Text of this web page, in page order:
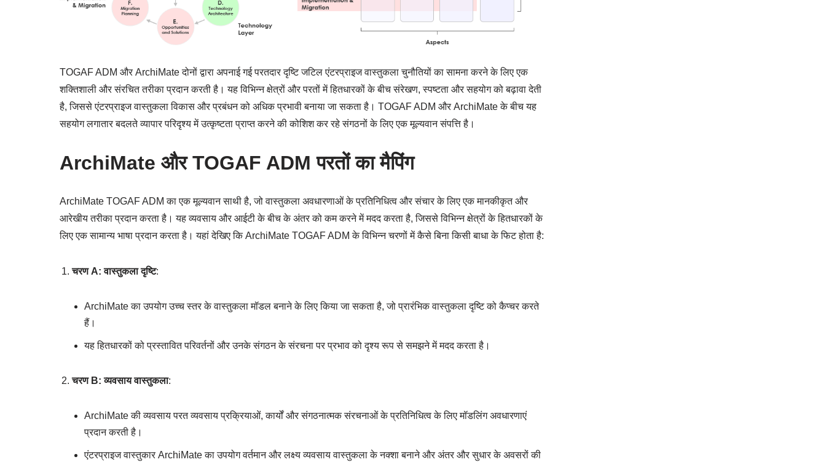
TOGAF ADM और ArchiMate दोनों द्वारा अपनाई गई परतदार दृष्टि जटिल एंटरप्राइज वास्तुकला चुनौतियों का सामना करने के लिए एक
शक्तिशाली और संरचित तरीका प्रदान करती है। यह विभिन्न क्षेत्रों और परतों में हितधारकों के बीच संरेखण, स्पष्टता और सहयोग को बढ़ावा देती
है, जिससे एंटरप्राइज वास्तुकला विकास और प्रबंधन को अधिक प्रभावी बनाया जा सकता है। TOGAF ADM और ArchiMate के बीच यह
सहयोग लगातार बदलते व्यापार परिदृश्य में उत्कृष्टता प्राप्त करने की कोशिश कर रहे संगठनों के लिए एक मूल्यवान संपत्ति है।
ArchiMate और TOGAF ADM परतों का मैपिंग
ArchiMate TOGAF ADM का एक मूल्यवान साथी है, जो वास्तुकला अवधारणाओं के प्रतिनिधित्व और संचार के लिए एक मानकीकृत और
आरेखीय तरीका प्रदान करता है। यह व्यवसाय और आईटी के बीच के अंतर को कम करने में मदद करता है, जिससे विभिन्न क्षेत्रों के हितधारकों के
लिए एक सामान्य भाषा प्रदान करता है। यहां देखिए कि ArchiMate TOGAF ADM के विभिन्न चरणों में कैसे बिना किसी बाधा के फिट होता है:
चरण A: वास्तुकला दृष्टि:
ArchiMate का उपयोग उच्च स्तर के वास्तुकला मॉडल बनाने के लिए किया जा सकता है, जो प्रारंभिक वास्तुकला दृष्टि को कैप्चर करते
हैं।
यह हितधारकों को प्रस्तावित परिवर्तनों और उनके संगठन के संरचना पर प्रभाव को दृश्य रूप से समझने में मदद करता है।
चरण B: व्यवसाय वास्तुकला:
ArchiMate की व्यवसाय परत व्यवसाय प्रक्रियाओं, कार्यों और संगठनात्मक संरचनाओं के प्रतिनिधित्व के लिए मॉडलिंग अवधारणाएं
प्रदान करती है।
एंटरप्राइज वास्तुकार ArchiMate का उपयोग वर्तमान और लक्ष्य व्यवसाय वास्तुकला के नक्शा बनाने और अंतर और सुधार के अवसरों की